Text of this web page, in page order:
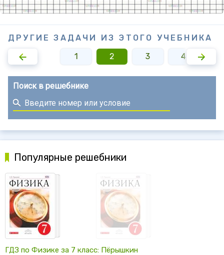
ДРУГИЕ ЗАДАЧИ ИЗ ЭТОГО УЧЕБНИКА
1
2 3 4
Поиск в решебнике
Популярные решебники
ГДЗ по Физике за 7 класс: Пёрышкин